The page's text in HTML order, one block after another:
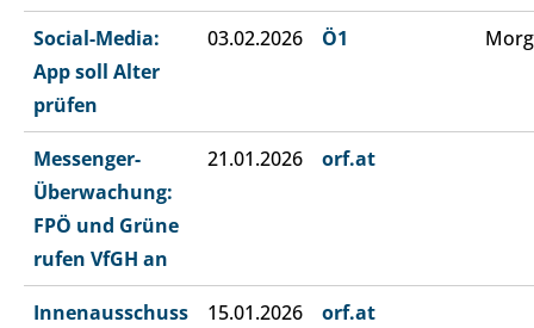
Social-Media:
App soll Alter
prüfen
03.02.2026 Ö1
Messenger-
Überwachung:
FPÖ und Grüne
rufen VfGH an
21.01.2026 orf.at
Innenausschuss
15.01.2026 orf.at